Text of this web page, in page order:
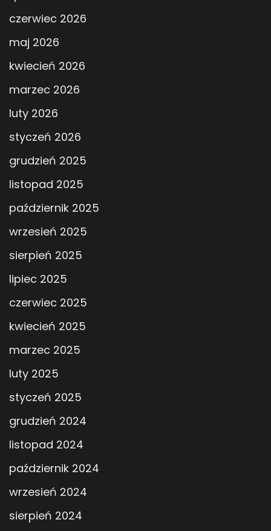
czerwiec 2026
maj 2026
kwiecień 2026
marzec 2026
luty 2026
styczeń 2026
grudzień 2025
listopad 2025
październik 2025
wrzesień 2025
sierpień 2025
lipiec 2025
czerwiec 2025
kwiecień 2025
marzec 2025
luty 2025
styczeń 2025
grudzień 2024
listopad 2024
październik 2024
wrzesień 2024
sierpień 2024